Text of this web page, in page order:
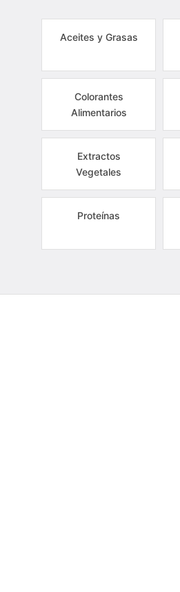
Aceites y Grasas
Colorantes
Alimentarios
Extractos
Vegetales
Proteínas